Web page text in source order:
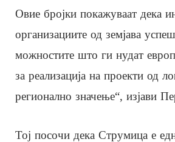
Овие бројки покажуваат дека
организациите од земјава
можностите што ги нудат
за реализација на проекти од
регионално значење“, изјави
Тој посочи дека Струмица е